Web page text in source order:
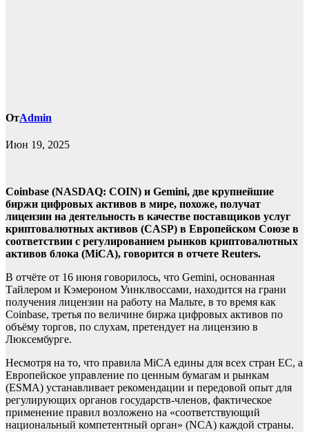
ОтAdmin
Июн 19, 2025
Coinbase (NASDAQ: COIN) и Gemini, две крупнейшие
биржи цифровых активов в мире, похоже, получат
лицензии на деятельность в качестве поставщиков услуг
криптовалютных активов (CASP) в Европейском Союзе в
соответствии с регулированием рынков криптовалютных
активов блока (MiCA), говорится в отчете Reuters.
В отчёте от 16 июня говорилось, что Gemini, основанная
Тайлером и Кэмероном Уинклвоссами, находится на грани
получения лицензии на работу на Мальте, в то время как
Coinbase, третья по величине биржа цифровых активов по
объёму торгов, по слухам, претендует на лицензию в
Люксембурге.
Несмотря на то, что правила MiCA едины для всех стран ЕС, а
Европейское управление по ценным бумагам и рынкам
(ESMA) устанавливает рекомендации и передовой опыт для
регулирующих органов государств-членов, фактическое
применение правил возложено на «соответствующий
национальный компетентный орган» (NCA) каждой страны.